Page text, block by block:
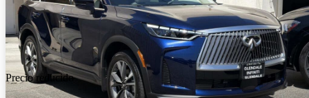
Precio reducido